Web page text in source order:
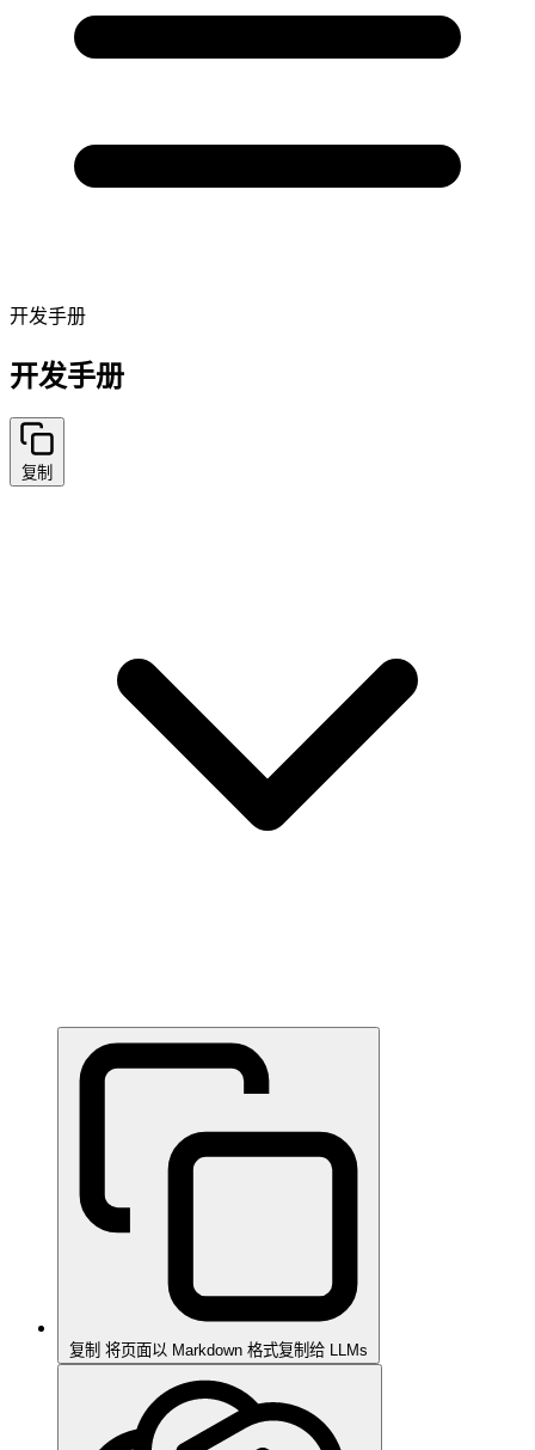
开发手册
开发手册
复制
复制 将页面以 Markdown 格式复制给 LLMs